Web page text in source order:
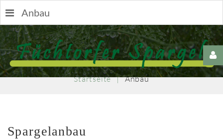
Anbau
Startseite | Anbau
Spargelanbau
Username